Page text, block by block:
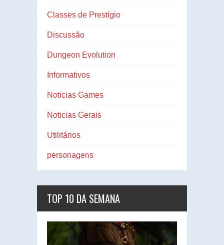
Classes de Prestígio
Discussão
Dungeon Evolution
Informativos
Noticias Games
Noticias Gerais
Utilitários
personagens
TOP 10 DA SEMANA